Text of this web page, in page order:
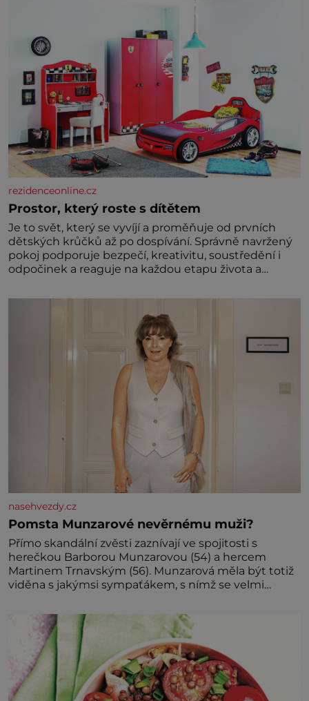
rezidenceonline.cz
Prostor, který roste s dítětem
Je to svět, který se vyvíjí a proměňuje od prvních
dětských krůčků až po dospívání. Správně navržený
pokoj podporuje bezpečí, kreativitu, soustředění i
odpočinek a reaguje na každou etapu života a
jednoduchost, měkkost a bezpečí, proto by pokoj
nasehvezdy.cz
Pomsta Munzarové nevěrnému muži?
Přímo skandální zvěsti zaznívají ve spojitosti s
herečkou Barborou Munzarovou (54) a hercem
Martinem Trnavským (56). Munzarová měla být totiž
viděna s jakýmsi sympaťákem, s nímž se velmi